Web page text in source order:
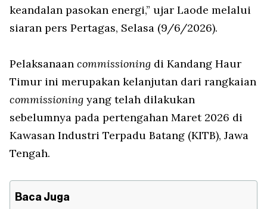
keandalan pasokan energi,” ujar Laode melalui
siaran pers Pertagas, Selasa (9/6/2026).
Pelaksanaan commissioning di Kandang Haur
Timur ini merupakan kelanjutan dari rangkaian
commissioning yang telah dilakukan
sebelumnya pada pertengahan Maret 2026 di
Kawasan Industri Terpadu Batang (KITB), Jawa
Tengah.
Baca Juga